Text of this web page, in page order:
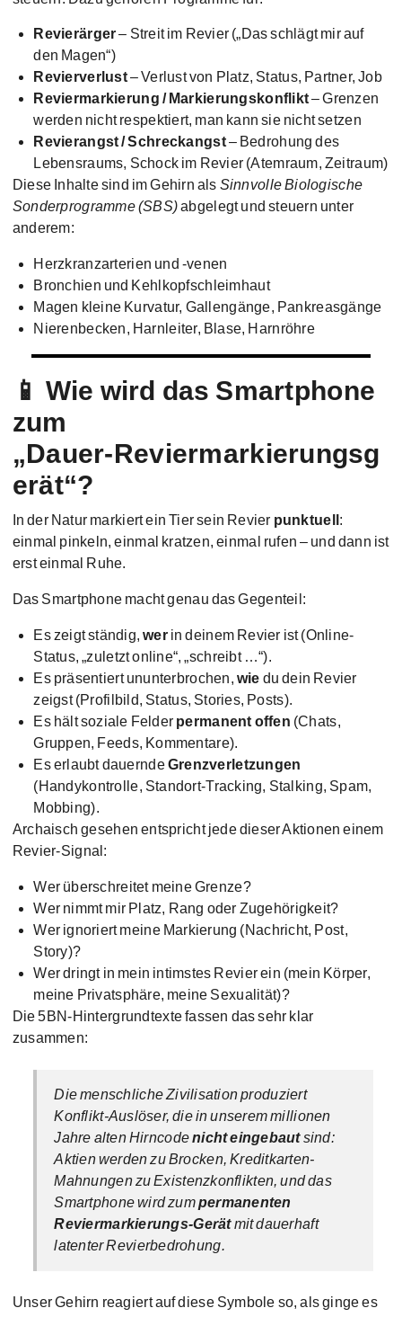
Revierärger– Streit im Revier („Das schlägt mir auf
den Magen“)
Revierverlust– Verlust von Platz, Status, Partner, Job
Reviermarkierung / Markierungskonflikt– Grenzen
werden nicht respektiert, man kann sie nicht setzen
Revierangst / Schreckangst– Bedrohung des
Lebensraums, Schock im Revier (Atemraum, Zeitraum)
Diese Inhalte sind im Gehirn als Sinnvolle Biologische
Sonderprogramme (SBS)abgelegt und steuern unter
anderem:
Herzkranzarterien und -venen
Bronchien und Kehlkopfschleimhaut
Magen kleine Kurvatur, Gallengänge, Pankreasgänge
Nierenbecken, Harnleiter, Blase, Harnröhre
📱 Wie wird das Smartphone
zum
„Dauer‑Reviermarkierungsg
erät“?
In der Natur markiert ein Tier sein Revier punktuell :
einmal pinkeln, einmal kratzen, einmal rufen – und dann ist
erst einmal Ruhe.
Das Smartphone macht genau das Gegenteil:
Es zeigt ständig,wer in deinem Revier ist (Online-
Status, „zuletzt online“, „schreibt …“).
Es präsentiert ununterbrochen, wie du dein Revier
zeigst (Profilbild, Status, Stories, Posts).
Es hält soziale Felder permanent offen (Chats,
Gruppen, Feeds, Kommentare).
Es erlaubt dauerndeGrenzverletzungen
(Handykontrolle, Standort-Tracking, Stalking, Spam,
Mobbing).
Archaisch gesehen entspricht jede dieser Aktionen einem
Revier-Signal:
Wer überschreitet meine Grenze?
Wer nimmt mir Platz, Rang oder Zugehörigkeit?
Wer ignoriert meine Markierung (Nachricht, Post,
Story)?
Wer dringt in mein intimstes Revier ein (mein Körper,
meine Privatsphäre, meine Sexualität)?
Die 5BN-Hintergrundtexte fassen das sehr klar
zusammen:
Die menschliche Zivilisation produziert
Konflikt-Auslöser, die in unserem millionen
Jahre alten Hirncodenicht eingebautsind:
Aktien werden zu Brocken, Kreditkarten-
Mahnungen zu Existenzkonflikten, und das
Smartphone wird zumpermanenten
Reviermarkierungs-Gerätmit dauerhaft
latenter Revierbedrohung.
Unser Gehirn reagiert auf diese Symbole so, als ginge es